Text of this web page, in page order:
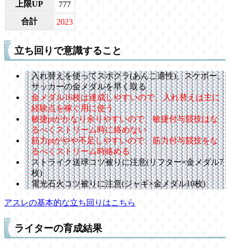
上限UP
777
合計
2023
立ち回りで意識すること
入れ替えを使ってスポクラ(あんこ適性)、スケボー、
サッカーの金メダルを早く取る
金メダル16枚は達成しやすいので、入れ替えは主に
経験点を稼ぐ用に使う
敏捷ptがかなり余りやすいので、敏捷付与競技はな
るべくストリーム時に絡めない
筋力ptがやや不足しやすいので、筋力付与競技をな
るべくストリーム時絡める
ストライク送球コツ被りに注意(リフター×金メダル7
枚)
電光石火コツ被りに注意(ジャギ×金メダル10枚)
アスレの基本的な立ち回りはこちら
ライターの育成結果